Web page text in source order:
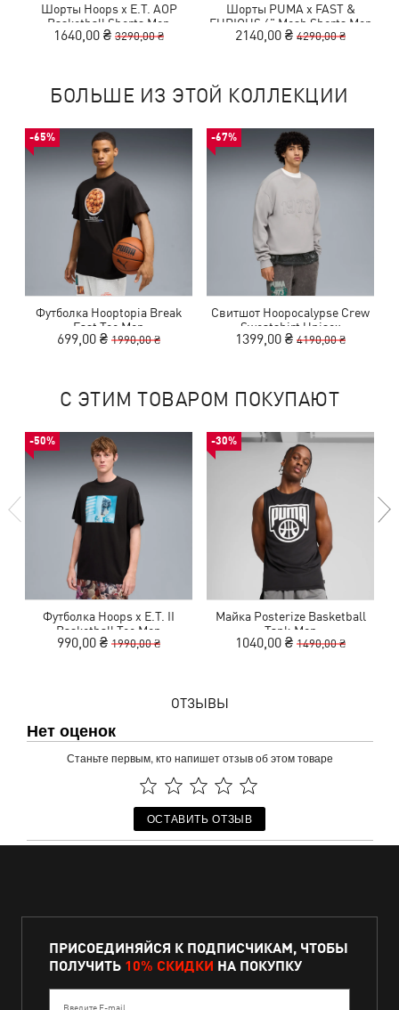
Шорты Hoops x E.T. AOP
Basketball Shorts Men
1640,00 ₴ 3290,00 ₴
Шорты PUMA x FAST &
FURIOUS 6" Mesh Shorts Men
2140,00 ₴ 4290,00 ₴
БОЛЬШЕ ИЗ ЭТОЙ КОЛЛЕКЦИИ
-65%
Футболка Hooptopia Break
Fast Tee Men
699,00 ₴ 1990,00 ₴
-67%
Свитшот Hoopocalypse Crew
Sweatshirt Unisex
1399,00 ₴ 4190,00 ₴
С ЭТИМ ТОВАРОМ ПОКУПАЮТ
-50%
Футболка Hoops x E.T. II
Basketball Tee Men
990,00 ₴ 1990,00 ₴
-30%
Майка Posterize Basketball
Tank Men
1040,00 ₴ 1490,00 ₴
ОТЗЫВЫ
Нет оценок
Станьте первым, кто напишет отзыв об этом товаре
ОСТАВИТЬ ОТЗЫВ
ПРИСОЕДИНЯЙСЯ К ПОДПИСЧИКАМ, ЧТОБЫ
ПОЛУЧИТЬ 10% СКИДКИ НА ПОКУПКУ
Введите E-mail